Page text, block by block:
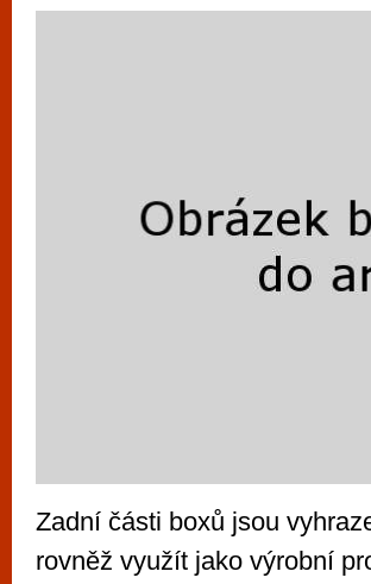
Zadní části boxů jsou
rovněž využít jako výrobní
příležitostné hráče. V...